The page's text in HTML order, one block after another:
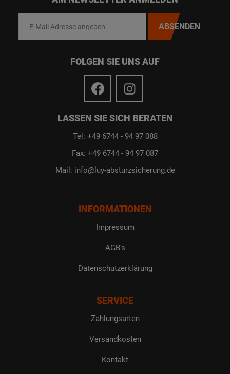
ABSENDEN
FOLGEN SIE UNS AUF
LASSEN SIE SICH BERATEN
Tel: +49 6744 - 94 97 088
Fax: +49 6744 - 94 97 087
Mail: info@luy-absturzsicherung.de
INFORMATIONEN
Impressum
AGB's
Datenschutzerklärung
SERVICE
Zahlungsarten
Versandkosten
Kontakt